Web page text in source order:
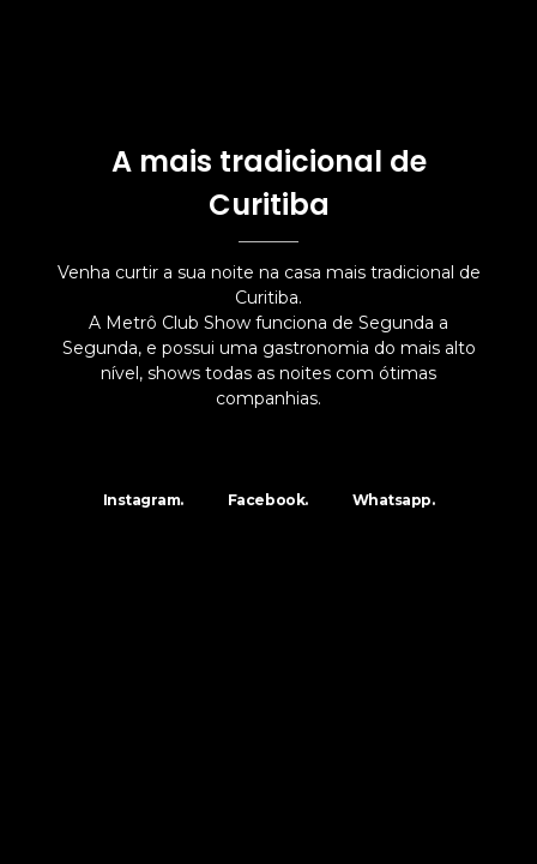
A mais tradicional de
Curitiba
Venha curtir a sua noite na casa mais tradicional de
Curitiba.
A Metrô Club Show funciona de Segunda a
Segunda, e possui uma gastronomia do mais alto
nível, shows todas as noites com ótimas
companhias.
Instagram. Facebook. Whatsapp.